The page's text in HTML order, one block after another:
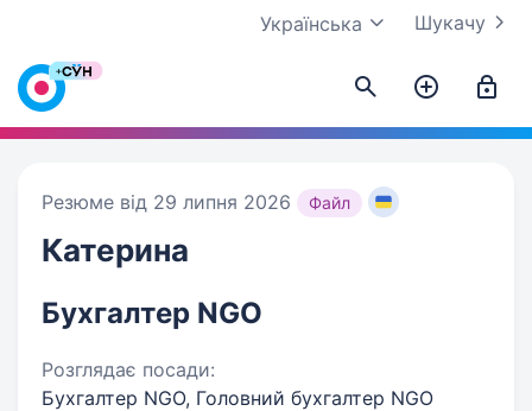
Шукачу
Українська
Резюме від 29 липня 2026 Файл
Катерина
Бухгалтер NGO
Розглядає посади:
Бухгалтер NGO, Головний бухгалтер NGO